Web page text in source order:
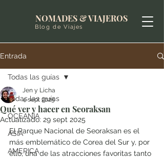
NOMADES & VIAJEROS
Blog de Viajes
Entrada
Todas las guías
OCEANIA
ASIA
AMERICA
Todas las guías
Qué ver y hacer en Seoraksan
Jen y Licha
4 sept 2025
Actualizado: 29 sept 2025
El Parque Nacional de Seoraksan es el
más emblemático de Corea del Sur y, por
ello, una de las atracciones favoritas tanto